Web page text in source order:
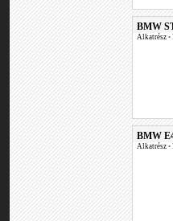
BMW
Alkatrész •
BMW
Alkatrész •